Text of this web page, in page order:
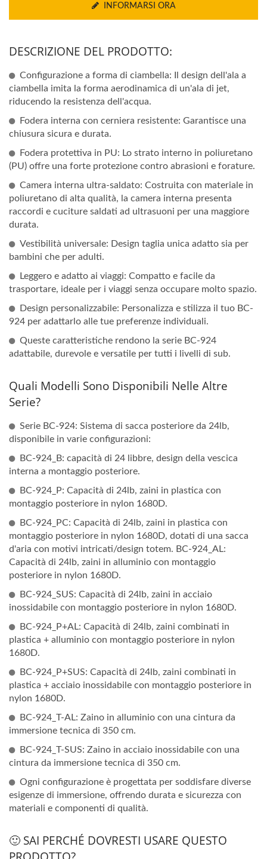
INFORMARSI ORA
DESCRIZIONE DEL PRODOTTO:
Configurazione a forma di ciambella: Il design dell'ala a
ciambella imita la forma aerodinamica di un'ala di jet,
riducendo la resistenza dell'acqua.
Fodera interna con cerniera resistente: Garantisce una
chiusura sicura e durata.
Fodera protettiva in PU: Lo strato interno in poliuretano
(PU) offre una forte protezione contro abrasioni e forature.
Camera interna ultra-saldato: Costruita con materiale in
poliuretano di alta qualità, la camera interna presenta
raccordi e cuciture saldati ad ultrasuoni per una maggiore
durata.
Vestibilità universale: Design taglia unica adatto sia per
bambini che per adulti.
Leggero e adatto ai viaggi: Compatto e facile da
trasportare, ideale per i viaggi senza occupare molto spazio.
Design personalizzabile: Personalizza e stilizza il tuo BC-
924 per adattarlo alle tue preferenze individuali.
Queste caratteristiche rendono la serie BC-924
adattabile, durevole e versatile per tutti i livelli di sub.
Quali Modelli Sono Disponibili Nelle Altre
Serie?
Serie BC-924: Sistema di sacca posteriore da 24lb,
disponibile in varie configurazioni:
BC-924_B: capacità di 24 libbre, design della vescica
interna a montaggio posteriore.
BC-924_P: Capacità di 24lb, zaini in plastica con
montaggio posteriore in nylon 1680D.
BC-924_PC: Capacità di 24lb, zaini in plastica con
montaggio posteriore in nylon 1680D, dotati di una sacca
d'aria con motivi intricati/design totem. BC-924_AL:
Capacità di 24lb, zaini in alluminio con montaggio
posteriore in nylon 1680D.
BC-924_SUS: Capacità di 24lb, zaini in acciaio
inossidabile con montaggio posteriore in nylon 1680D.
BC-924_P+AL: Capacità di 24lb, zaini combinati in
plastica + alluminio con montaggio posteriore in nylon
1680D.
BC-924_P+SUS: Capacità di 24lb, zaini combinati in
plastica + acciaio inossidabile con montaggio posteriore in
nylon 1680D.
BC-924_T-AL: Zaino in alluminio con una cintura da
immersione tecnica di 350 cm.
BC-924_T-SUS: Zaino in acciaio inossidabile con una
cintura da immersione tecnica di 350 cm.
Ogni configurazione è progettata per soddisfare diverse
esigenze di immersione, offrendo durata e sicurezza con
materiali e componenti di qualità.
🙂 SAI PERCHÉ DOVRESTI USARE QUESTO